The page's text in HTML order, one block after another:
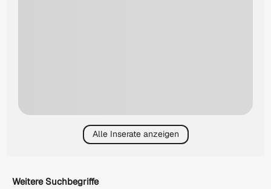
Alle Inserate anzeigen
Weitere Suchbegriffe